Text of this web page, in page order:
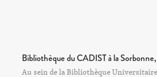
Bibliothèque du CADIST à la
Au sein de la Bibliothèque